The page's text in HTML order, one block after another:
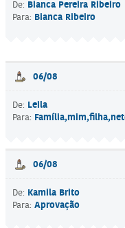
De: Bianca Pereira Ribeiro
Para: Bianca Ribeiro
06/08
De: Leila
Para:
06/08
De: Kamila Brito
Para: Aprovação